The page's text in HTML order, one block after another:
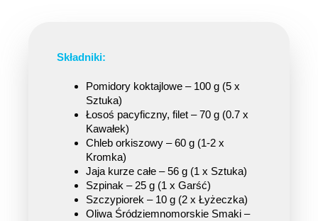
Składniki:
Pomidory koktajlowe – 100 g (5 x
Sztuka)
Łosoś pacyficzny, filet – 70 g (0.7 x
Kawałek)
Chleb orkiszowy – 60 g (1-2 x
Kromka)
Jaja kurze całe – 56 g (1 x Sztuka)
Szpinak – 25 g (1 x Garść)
Szczypiorek – 10 g (2 x Łyżeczka)
Oliwa Śródziemnomorskie Smaki –